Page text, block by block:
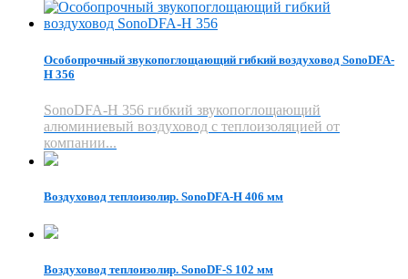
Особопрочный звукопоглощающий гибкий воздуховод SonoDFA-
H 356
SonoDFA-H 356 гибкий звукопоглощающий
алюминиевый воздуховод с теплоизоляцией от
компании...
Воздуховод теплоизолир. SonoDFA-H 406 мм
Воздуховод теплоизолир. SonoDF-S 102 мм